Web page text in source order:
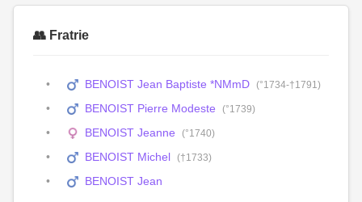
👥 Fratrie
BENOIST Jean Baptiste *NMmD (°1734-†1791)
BENOIST Pierre Modeste (°1739)
BENOIST Jeanne (°1740)
BENOIST Michel (†1733)
BENOIST Jean